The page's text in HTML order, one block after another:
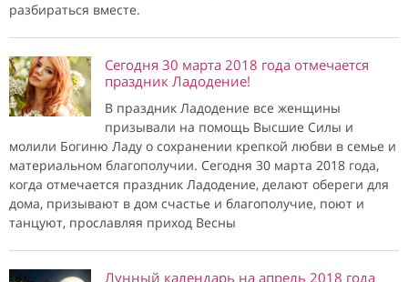
разбираться вместе.
Сегодня 30 марта 2018 года отмечается
праздник Ладодение!
В праздник Ладодение все женщины
призывали на помощь Высшие Силы и
молили Богиню Ладу о сохранении крепкой любви в семье и
материальном благополучии. Сегодня 30 марта 2018 года,
когда отмечается праздник Ладодение, делают обереги для
дома, призывают в дом счастье и благополучие, поют и
танцуют, прославляя приход Весны
Лунный календарь на апрель 2018 года